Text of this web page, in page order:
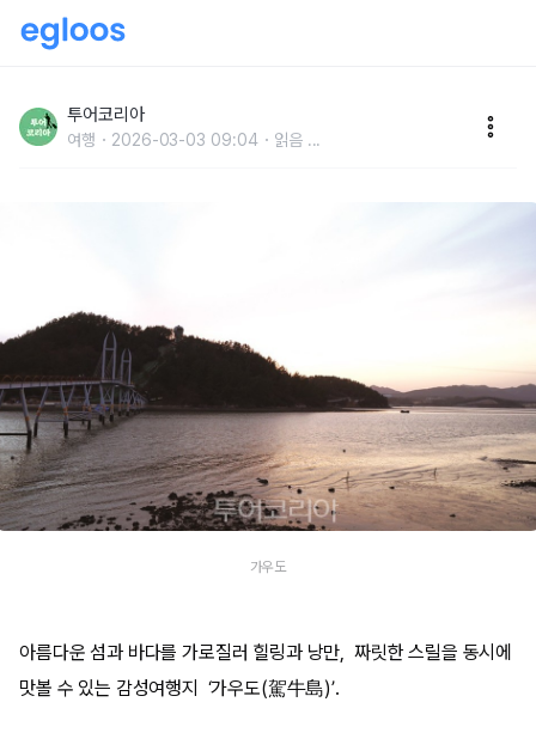
투어코리아
여행 2026-03-03 09:04 읽음 ...
가우도
아름다운 섬과 바다를 가로질러 힐링과 낭만, 짜릿한 스릴을 동시에
맛볼 수 있는 감성여행지 ‘가우도(駕牛島)’.